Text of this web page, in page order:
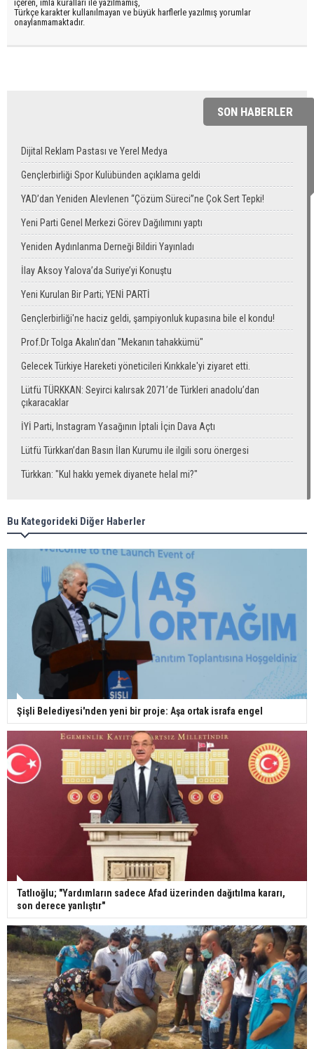
içeren, imla kuralları ile yazılmamış,
Türkçe karakter kullanılmayan ve büyük harflerle yazılmış yorumlar
onaylanmamaktadır.
SON HABERLER
Dijital Reklam Pastası ve Yerel Medya
Gençlerbirliği Spor Kulübünden açıklama geldi
YAD’dan Yeniden Alevlenen “Çözüm Süreci”ne Çok Sert Tepki!
Yeni Parti Genel Merkezi Görev Dağılımını yaptı
Yeniden Aydınlanma Derneği Bildiri Yayınladı
İlay Aksoy Yalova’da Suriye’yi Konuştu
Yeni Kurulan Bir Parti; YENİ PARTİ
Gençlerbirliği'ne haciz geldi, şampiyonluk kupasına bile el kondu!
Prof.Dr Tolga Akalın'dan "Mekanın tahakkümü"
Gelecek Türkiye Hareketi yöneticileri Kırıkkale'yi ziyaret etti.
Lütfü TÜRKKAN: Seyirci kalırsak 2071’de Türkleri anadolu’dan
çıkaracaklar
İYİ Parti, Instagram Yasağının İptali İçin Dava Açtı
Lütfü Türkkan’dan Basın İlan Kurumu ile ilgili soru önergesi
Türkkan: "Kul hakkı yemek diyanete helal mi?"
Bu Kategorideki Diğer Haberler
Şişli Belediyesi'nden yeni bir proje: Aşa ortak israfa engel
Tatlıoğlu; "Yardımların sadece Afad üzerinden dağıtılma kararı,
son derece yanlıştır"